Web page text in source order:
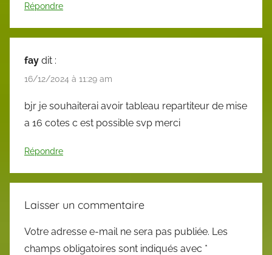
Répondre
fay dit :
16/12/2024 à 11:29 am
bjr je souhaiterai avoir tableau repartiteur de mise
a 16 cotes c est possible svp merci
Répondre
Laisser un commentaire
Votre adresse e-mail ne sera pas publiée. Les
champs obligatoires sont indiqués avec *